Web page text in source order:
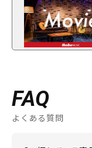
FAQ
よくある質問